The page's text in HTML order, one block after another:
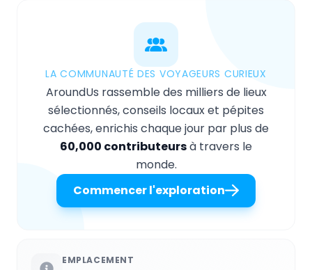
LA COMMUNAUTÉ DES VOYAGEURS CURIEUX
AroundUs rassemble des milliers de lieux
sélectionnés, conseils locaux et pépites
cachées, enrichis chaque jour par plus de
60,000 contributeursà travers le
monde.
Commencer l'exploration
EMPLACEMENT